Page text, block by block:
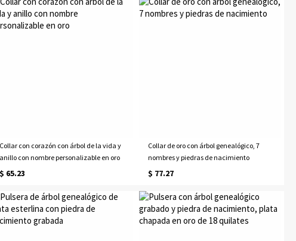
Collar con corazón con árbol de la vida y
anillo con nombre personalizable en oro
$ 65.23
Collar de oro con árbol genealógico, 7
nombres y piedras de nacimiento
$ 77.27